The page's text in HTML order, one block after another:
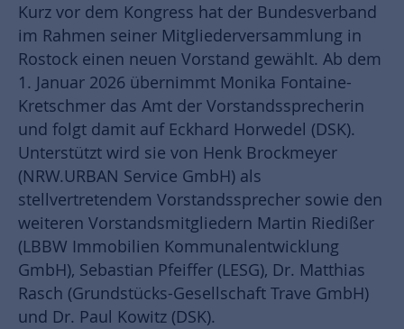
Kurz vor dem Kongress hat der Bundesverband
im Rahmen seiner Mitgliederversammlung in
Rostock einen neuen Vorstand gewählt. Ab dem
1. Januar 2026 übernimmt Monika Fontaine-
Kretschmer das Amt der Vorstandssprecherin
und folgt damit auf Eckhard Horwedel (DSK).
Unterstützt wird sie von Henk Brockmeyer
(NRW.URBAN Service GmbH) als
stellvertretendem Vorstandssprecher sowie den
weiteren Vorstandsmitgliedern Martin Riedißer
(LBBW Immobilien Kommunalentwicklung
GmbH), Sebastian Pfeiffer (LESG), Dr. Matthias
Rasch (Grundstücks-Gesellschaft Trave GmbH)
und Dr. Paul Kowitz (DSK).